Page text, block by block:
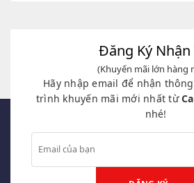
Đăng Ký Nhận
(Khuyến mãi lớn hàng
Hãy nhập email để nhận
trình khuyến mãi mới nhất từ
nhé!